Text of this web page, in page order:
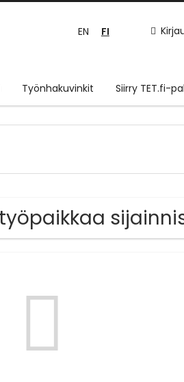
EN FI
Työnhakuvinkit Siirry TET.fi-